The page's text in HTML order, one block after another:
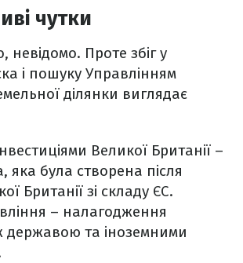
чутки
невідомо. Проте збіг у
і пошуку Управлінням
ділянки виглядає
Великої Британії –
яка була створена після
Британії зі складу ЄС.
– налагодження
державою та іноземними